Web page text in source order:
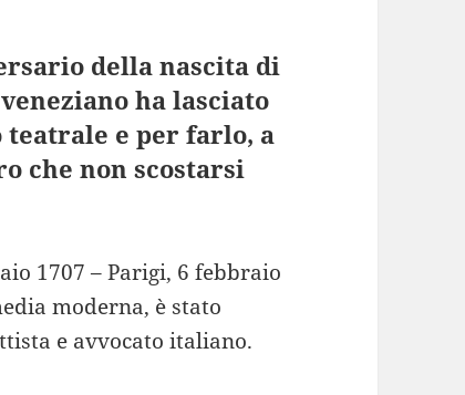
della nascita di
ha lasciato
e per farlo, a
che non scostarsi
1707 – Parigi, 6 febbraio
moderna, è stato
e avvocato italiano.